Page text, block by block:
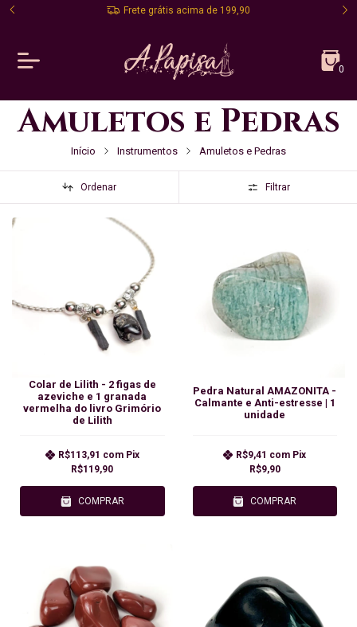
Frete grátis acima de 199,90
0
Amuletos e Pedras
Início Instrumentos Amuletos e Pedras
Ordenar Filtrar
Colar de Lilith - 2 figas de
azeviche e 1 granada
vermelha do livro Grimório
de Lilith
R$119,90
R$113,91 com Pix
COMPRAR
Pedra Natural AMAZONITA -
Calmante e Anti-estresse | 1
unidade
R$9,90
R$9,41 com Pix
COMPRAR